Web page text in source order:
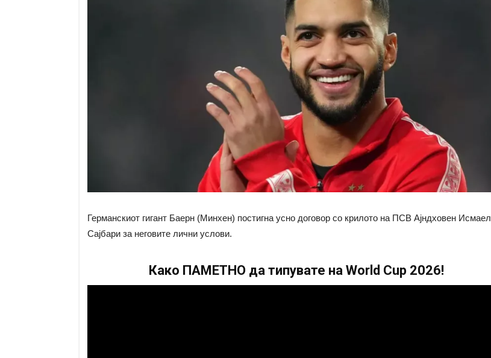
Германскиот гигант Баерн (Минхен) постигна усно договор со крилото на ПСВ Ајндховен Исмаел
Сајбари за неговите лични услови.
Како ПАМЕТНО да типувате на World Cup 2026!